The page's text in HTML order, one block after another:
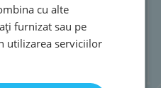
cu alte
furnizat sau pe
utilizarea serviciilor